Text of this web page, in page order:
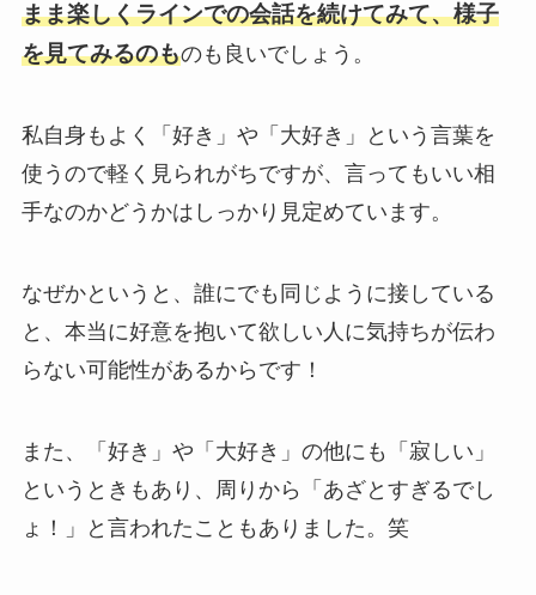
まま楽しくラインでの会話を続けてみて、様子
を見てみるのものも良いでしょう。
私自身もよく「好き」や「大好き」という言葉を
使うので軽く見られがちですが、言ってもいい相
手なのかどうかはしっかり見定めています。
なぜかというと、誰にでも同じように接している
と、本当に好意を抱いて欲しい人に気持ちが伝わ
らない可能性があるからです！
また、「好き」や「大好き」の他にも「寂しい」
というときもあり、周りから「あざとすぎるでし
ょ！」と言われたこともありました。笑